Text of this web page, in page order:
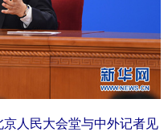
人民大会堂与中外记者见